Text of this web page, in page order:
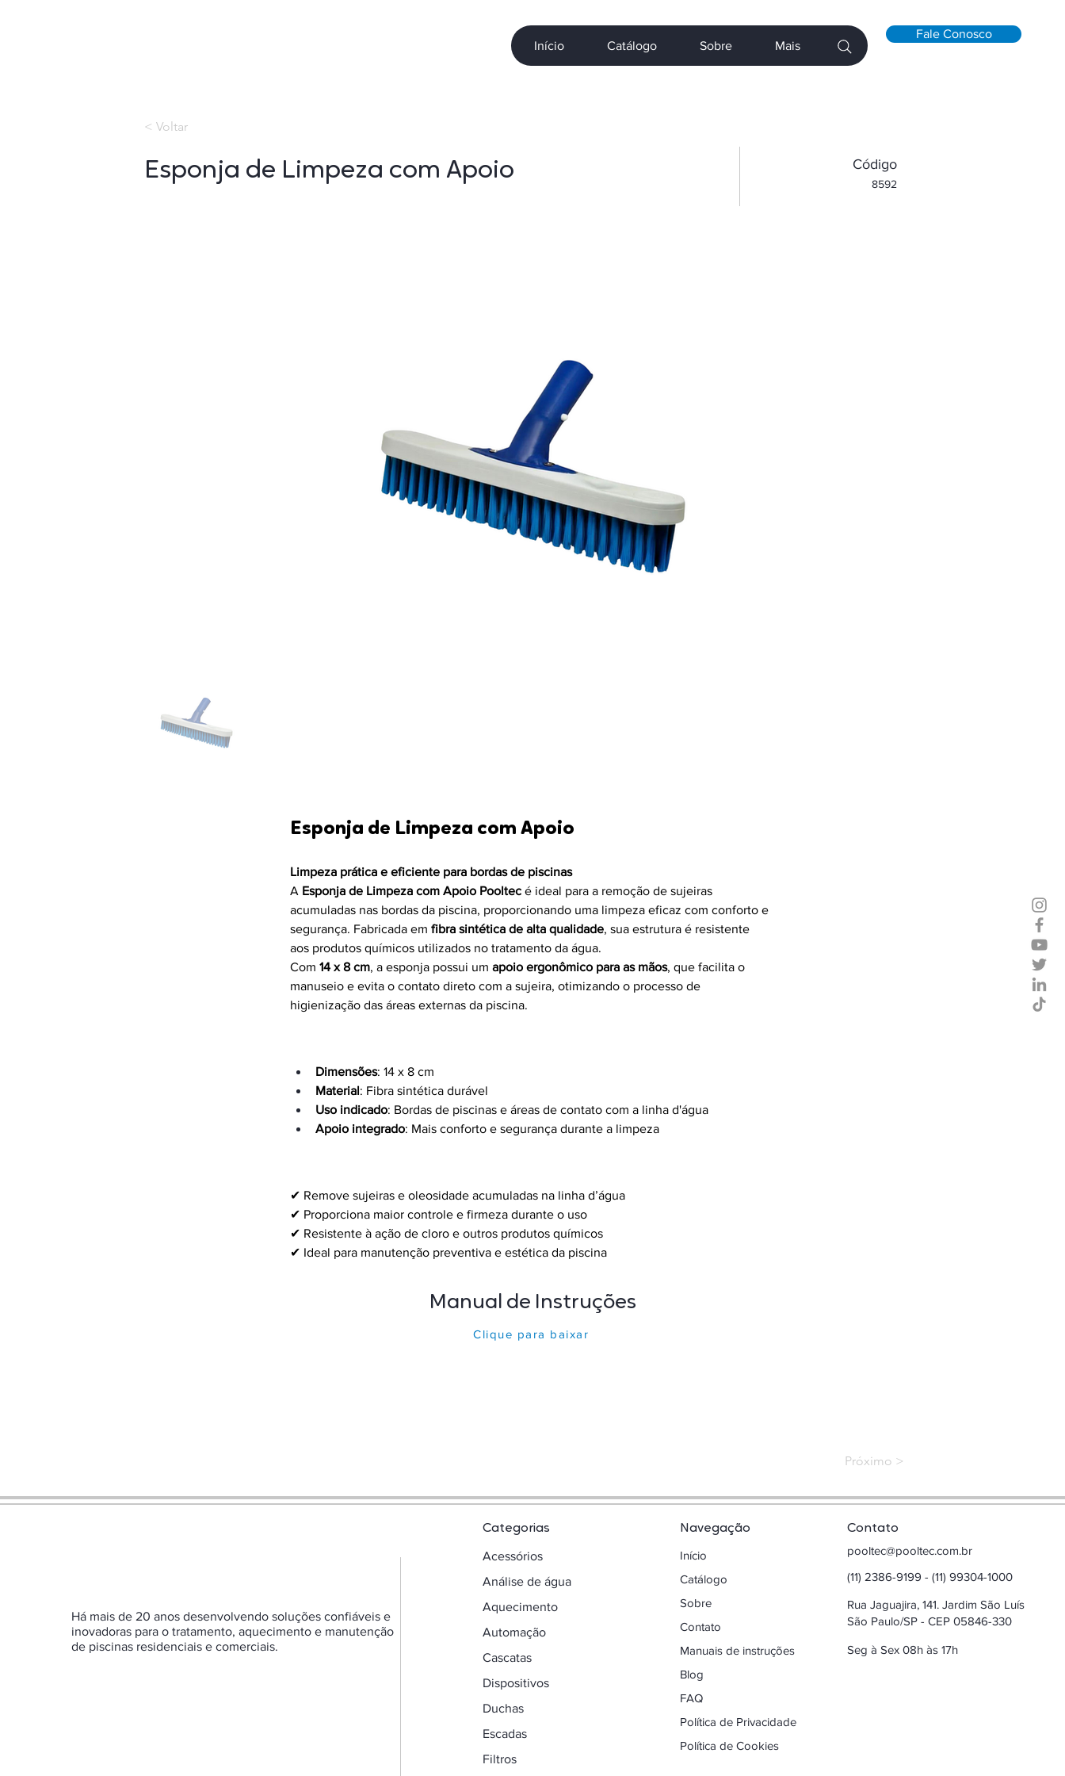
Início Catálogo Sobre Mais
Fale Conosco
< Voltar
Esponja de Limpeza com Apoio ​Código
8592
Esponja de Limpeza com Apoio
Limpeza prática e eficiente para bordas de piscinas
A Esponja de Limpeza com Apoio Pooltec é ideal para a remoção de sujeiras
acumuladas nas bordas da piscina, proporcionando uma limpeza eficaz com conforto e
segurança. Fabricada em fibra sintética de alta qualidade, sua estrutura é resistente
aos produtos químicos utilizados no tratamento da água.
Com 14 x 8 cm, a esponja possui um apoio ergonômico para as mãos, que facilita o
manuseio e evita o contato direto com a sujeira, otimizando o processo de
higienização das áreas externas da piscina.
Dimensões: 14 x 8 cm
Material: Fibra sintética durável
Uso indicado: Bordas de piscinas e áreas de contato com a linha d'água
Apoio integrado: Mais conforto e segurança durante a limpeza
✔ Remove sujeiras e oleosidade acumuladas na linha d’água
✔ Proporciona maior controle e firmeza durante o uso
✔ Resistente à ação de cloro e outros produtos químicos
✔ Ideal para manutenção preventiva e estética da piscina
Manual de Instruções
Clique para baixar
< Próximo
Há mais de 20 anos desenvolvendo soluções confiáveis e
inovadoras para o tratamento, aquecimento e manutenção
de piscinas residenciais e comerciais.
Categorias
Acessórios
Análise de água
Aquecimento
Automação
Cascatas
Dispositivos
Duchas
Escadas
Filtros
Navegação
Início
Catálogo
Sobre
Contato
Manuais de instruções
Blog
FAQ
Política de Privacidade
Política de Cookies
Contato
pooltec@pooltec.com.br
(11) 2386-9199 - (11) 99304-1000
Rua Jaguajira, 141. Jardim São Luís
São Paulo/SP - CEP 05846-330
Seg à Sex 08h às 17h